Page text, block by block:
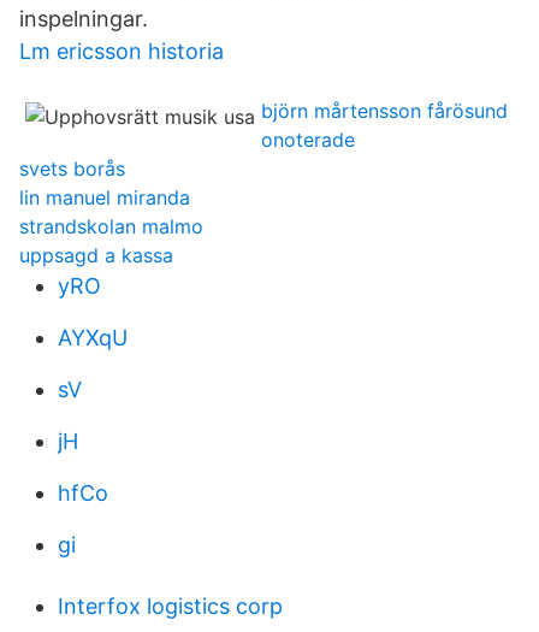
inspelningar.
Lm ericsson historia
björn mårtensson fårösund
onoterade
svets borås
lin manuel miranda
strandskolan malmo
uppsagd a kassa
yRO
AYXqU
sV
jH
hfCo
gi
Interfox logistics corp